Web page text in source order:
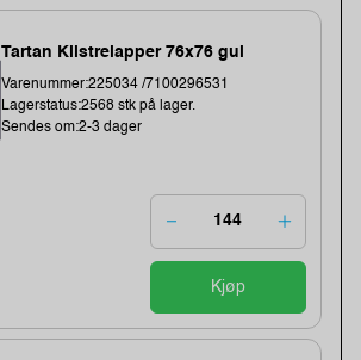
Tartan Klistrelapper 76x76 gul
Varenummer:225034 /7100296531
Lagerstatus:2568 stk på lager.
Sendes om:2-3 dager
Kjøp